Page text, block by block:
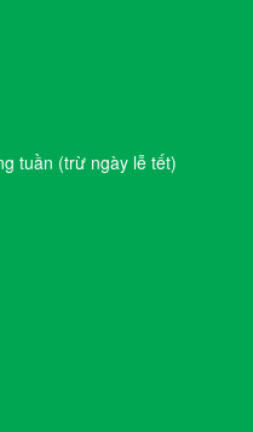
tuần (trừ ngày lễ tết)